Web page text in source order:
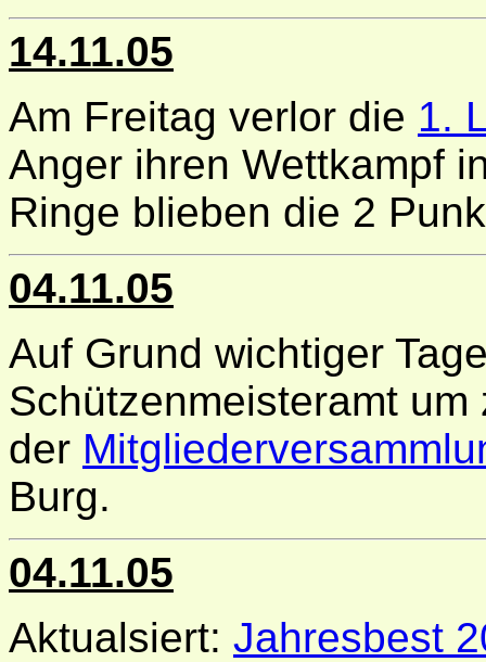
14.11.05
Am Freitag verlor die 1.
Anger ihren Wettkampf
Ringe blieben die 2
04.11.05
Auf Grund wichtiger
Schützenmeisteramt
der
Burg.
04.11.05
Aktualsiert: Jahresbest